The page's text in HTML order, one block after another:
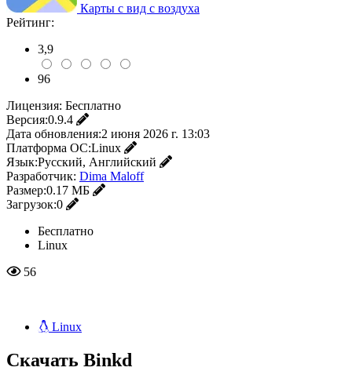
Карты с вид с воздуха
Рейтинг:
3,9
96
Лицензия: Бесплатно
Версия:0.9.4
Дата обновления:2 июня 2026 г. 13:03
Платформа ОС:Linux
Язык:Русский, Английский
Разработчик: Dima Maloff
Размер:0.17 МБ
Загрузок:0
Бесплатно
Linux
56
Linux
Скачать Binkd